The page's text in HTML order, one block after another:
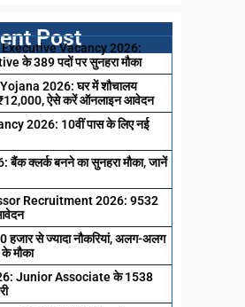
PostVacancy 2026:
के 389 पदों पर सुनहरा मौका
2026: घर में शौचालय
₹12,000, ऐसे करें ऑनलाइन आवेदन
2026: 10वीं पास के लिए नई
क्लर्क बनने का सुनहरा मौका, जानें
Recruitment 2026: 9532
से ज्यादा नौकरियां, अलग-अलग
मौका
Junior Associate के 1538